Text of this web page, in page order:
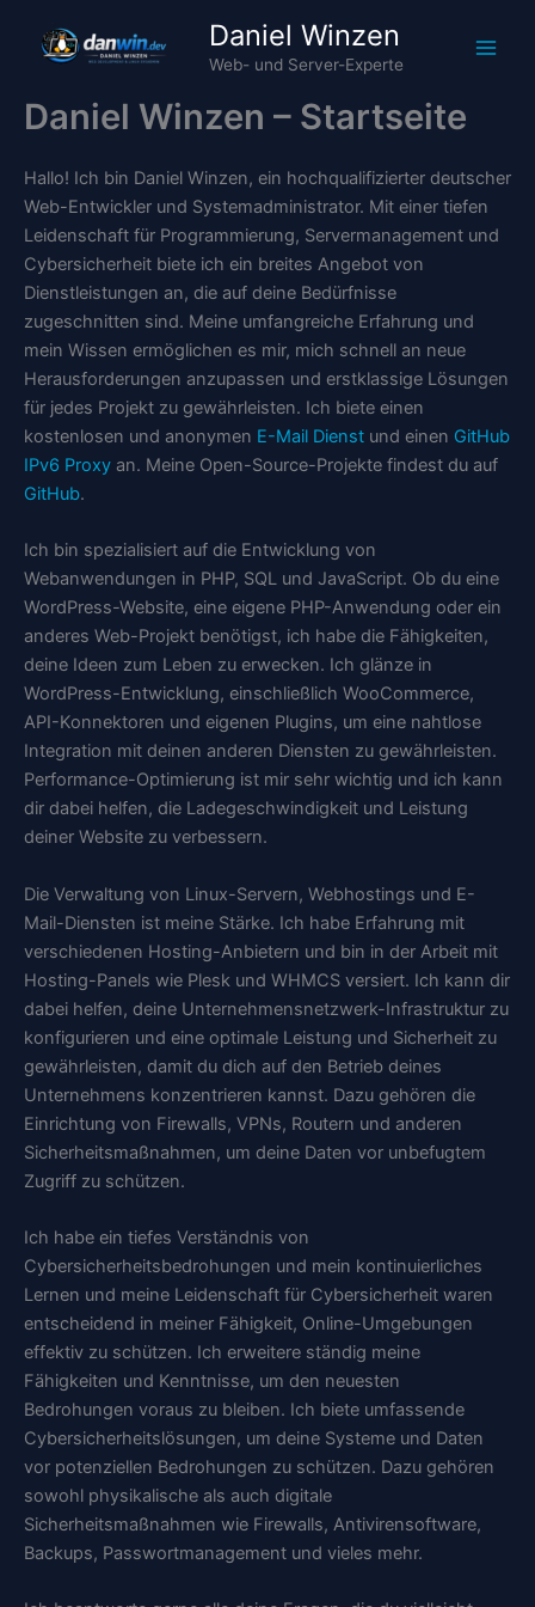
Inhalt
springen
Daniel Winzen
Web- und Server-Experte
Daniel Winzen – Startseite
Hallo! Ich bin Daniel Winzen, ein hochqualifizierter deutscher
Web-Entwickler und Systemadministrator. Mit einer tiefen
Leidenschaft für Programmierung, Servermanagement und
Cybersicherheit biete ich ein breites Angebot von
Dienstleistungen an, die auf deine Bedürfnisse
zugeschnitten sind. Meine umfangreiche Erfahrung und
mein Wissen ermöglichen es mir, mich schnell an neue
Herausforderungen anzupassen und erstklassige Lösungen
für jedes Projekt zu gewährleisten. Ich biete einen
kostenlosen und anonymen E-Mail Dienst und einen GitHub
IPv6 Proxy an. Meine Open-Source-Projekte findest du auf
GitHub.
Ich bin spezialisiert auf die Entwicklung von
Webanwendungen in PHP, SQL und JavaScript. Ob du eine
WordPress-Website, eine eigene PHP-Anwendung oder ein
anderes Web-Projekt benötigst, ich habe die Fähigkeiten,
deine Ideen zum Leben zu erwecken. Ich glänze in
WordPress-Entwicklung, einschließlich WooCommerce,
API-Konnektoren und eigenen Plugins, um eine nahtlose
Integration mit deinen anderen Diensten zu gewährleisten.
Performance-Optimierung ist mir sehr wichtig und ich kann
dir dabei helfen, die Ladegeschwindigkeit und Leistung
deiner Website zu verbessern.
Die Verwaltung von Linux-Servern, Webhostings und E-
Mail-Diensten ist meine Stärke. Ich habe Erfahrung mit
verschiedenen Hosting-Anbietern und bin in der Arbeit mit
Hosting-Panels wie Plesk und WHMCS versiert. Ich kann dir
dabei helfen, deine Unternehmensnetzwerk-Infrastruktur zu
konfigurieren und eine optimale Leistung und Sicherheit zu
gewährleisten, damit du dich auf den Betrieb deines
Unternehmens konzentrieren kannst. Dazu gehören die
Einrichtung von Firewalls, VPNs, Routern und anderen
Sicherheitsmaßnahmen, um deine Daten vor unbefugtem
Zugriff zu schützen.
Ich habe ein tiefes Verständnis von
Cybersicherheitsbedrohungen und mein kontinuierliches
Lernen und meine Leidenschaft für Cybersicherheit waren
entscheidend in meiner Fähigkeit, Online-Umgebungen
effektiv zu schützen. Ich erweitere ständig meine
Fähigkeiten und Kenntnisse, um den neuesten
Bedrohungen voraus zu bleiben. Ich biete umfassende
Cybersicherheitslösungen, um deine Systeme und Daten
vor potenziellen Bedrohungen zu schützen. Dazu gehören
sowohl physikalische als auch digitale
Sicherheitsmaßnahmen wie Firewalls, Antivirensoftware,
Backups, Passwortmanagement und vieles mehr.